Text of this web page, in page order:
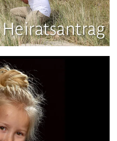
Heiratsantrag